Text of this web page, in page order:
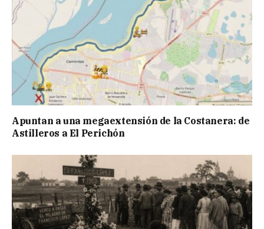
Apuntan a una megaextensión de la Costanera: de
Astilleros a El Perichón